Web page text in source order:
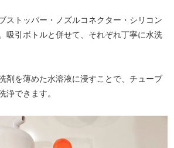
ストッパー・ノズルコネクター・シリコン
吸引ボトルと併せて、それぞれ丁寧に水洗
剤を薄めた水溶液に浸すことで、チューブ
浄できます。